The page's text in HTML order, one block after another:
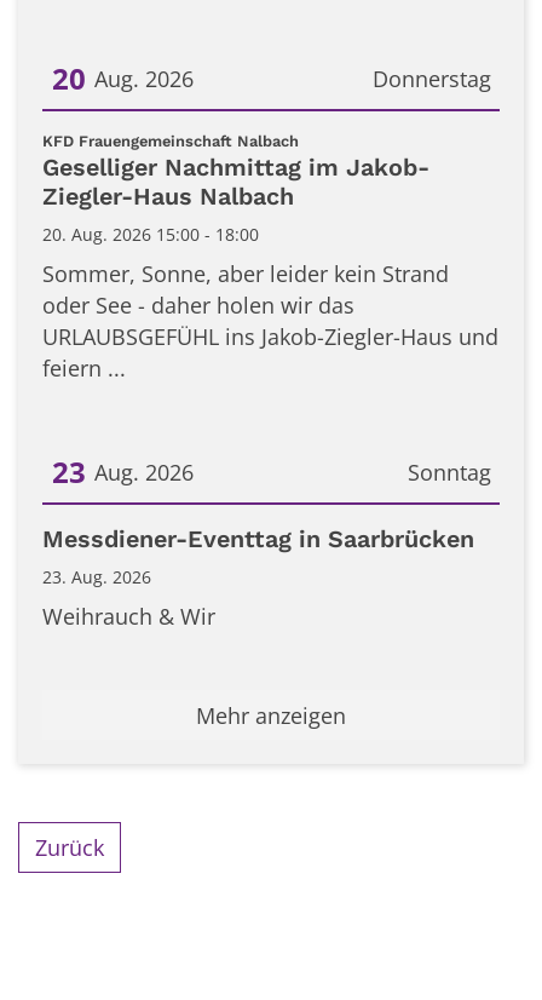
Donnerstag
20 Aug. 2026
Datum: 20. August 2026
KFD Frauengemeinschaft Nalbach
Geselliger Nachmittag im Jakob-
Ziegler-Haus Nalbach
20. Aug. 2026 15:00 - 18:00
Sommer, Sonne, aber leider kein Strand
oder See - daher holen wir das
URLAUBSGEFÜHL ins Jakob-Ziegler-Haus und
feiern ...
Sonntag
23 Aug. 2026
Datum: 23. August 2026
Messdiener-Eventtag in Saarbrücken
23. Aug. 2026
Weihrauch & Wir
Mehr anzeigen
Zurück